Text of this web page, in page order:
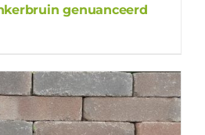
genuanceerd